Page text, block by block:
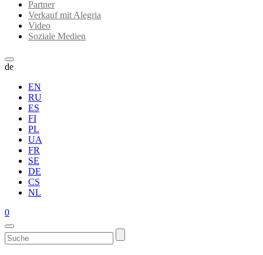
Partner
Verkauf mit Alegria
Video
Soziale Medien
de
EN
RU
ES
FI
PL
UA
FR
SE
DE
CS
NL
0